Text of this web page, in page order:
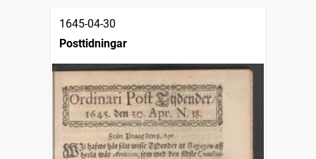
1645-04-30
Posttidningar